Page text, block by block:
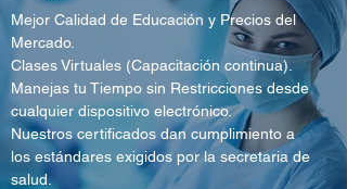
Mejor Calidad de Educación y Precios del
Mercado.
Clases Virtuales (Capacitación continua).
Manejas tu Tiempo sin Restricciones desde
cualquier dispositivo electrónico.
Nuestros certificados dan cumplimiento a
los estándares exigidos por la secretaria de
salud.